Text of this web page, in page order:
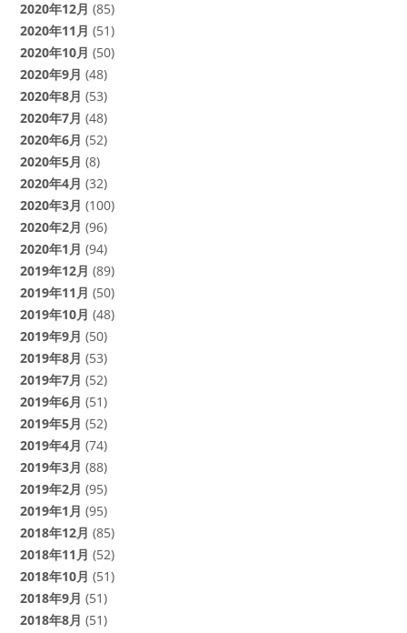
2020年12月 (85)
2020年11月 (51)
2020年10月 (50)
2020年9月 (48)
2020年8月 (53)
2020年7月 (48)
2020年6月 (52)
2020年5月 (8)
2020年4月 (32)
2020年3月 (100)
2020年2月 (96)
2020年1月 (94)
2019年12月 (89)
2019年11月 (50)
2019年10月 (48)
2019年9月 (50)
2019年8月 (53)
2019年7月 (52)
2019年6月 (51)
2019年5月 (52)
2019年4月 (74)
2019年3月 (88)
2019年2月 (95)
2019年1月 (95)
2018年12月 (85)
2018年11月 (52)
2018年10月 (51)
2018年9月 (51)
2018年8月 (51)